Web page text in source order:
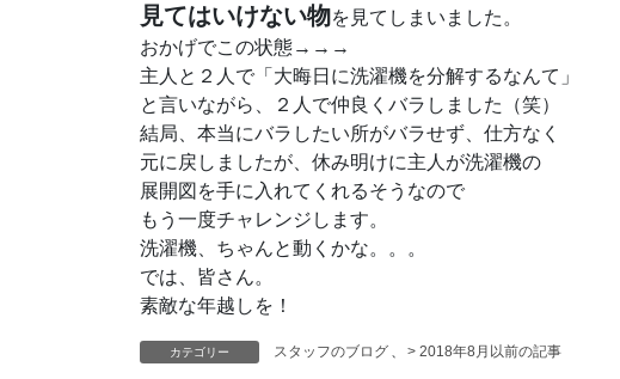
見てはいけない物を見てしまいました。
おかげでこの状態→→→
主人と２人で「大晦日に洗濯機を分解するなんて」
と言いながら、２人で仲良くバラしました（笑）
結局、本当にバラしたい所がバラせず、仕方なく
元に戻しましたが、休み明けに主人が洗濯機の
展開図を手に入れてくれるそうなので
もう一度チャレンジします。
洗濯機、ちゃんと動くかな。。。
では、皆さん。
素敵な年越しを！
カテゴリー スタッフのブログ > 2018年8月以前の記事